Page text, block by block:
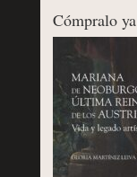
Cómpralo ya